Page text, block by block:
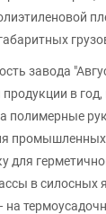
завода
в
полимерные
промышленных
для
в силосных